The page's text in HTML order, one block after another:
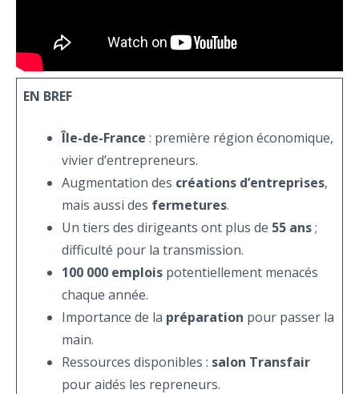
EN BREF
Île-de-France : première région économique,
vivier d’entrepreneurs.
Augmentation des créations d’entreprises,
mais aussi des fermetures.
Un tiers des dirigeants ont plus de 55 ans;
difficulté pour la transmission.
100 000 emplois potentiellement menacés
chaque année.
Importance de la préparation pour passer la
main.
Ressources disponibles : salon Transfair
pour aidés les repreneurs.